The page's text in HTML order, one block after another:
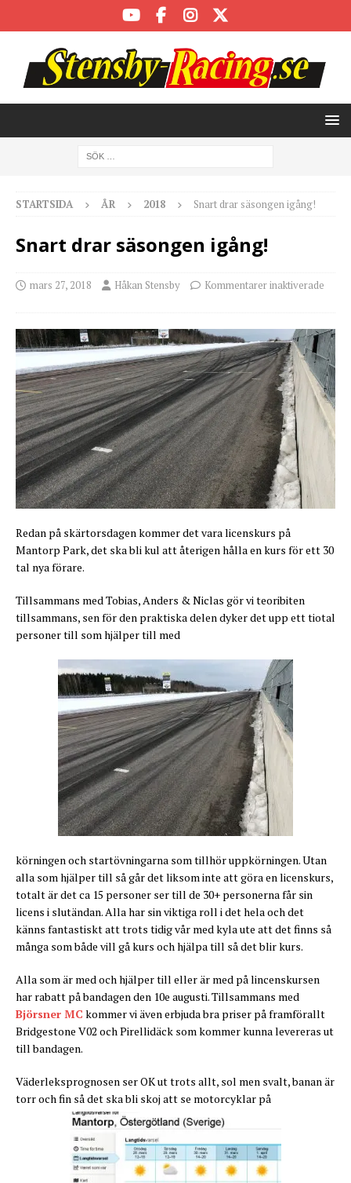
STARTSIDA ÅR 2018 Snart drar säsongen igång!
Snart drar säsongen igång!
mars 27, 2018 Håkan Stensby Kommentarer inaktiverade
Redan på skärtorsdagen kommer det vara licenskurs på
Mantorp Park, det ska bli kul att återigen hålla en kurs för ett 30
tal nya förare.
Tillsammans med Tobias, Anders & Niclas gör vi teoribiten
tillsammans, sen för den praktiska delen dyker det upp ett tiotal
personer till som hjälper till med
körningen och startövningarna som tillhör uppkörningen. Utan
alla som hjälper till så går det liksom inte att göra en licenskurs,
totalt är det ca 15 personer ser till de 30+ personerna får sin
licens i slutändan. Alla har sin viktiga roll i det hela och det
känns fantastiskt att trots tidig vår med kyla ute att det finns så
många som både vill gå kurs och hjälpa till så det blir kurs.
Alla som är med och hjälper till eller är med på lincenskursen
har rabatt på bandagen den 10e augusti. Tillsammans med
Björsner MC kommer vi även erbjuda bra priser på framförallt
Bridgestone V02 och Pirellidäck som kommer kunna levereras ut
till bandagen.
Väderleksprognosen ser OK ut trots allt, sol men svalt, banan är
torr och fin så det ska bli skoj att se motorcyklar på